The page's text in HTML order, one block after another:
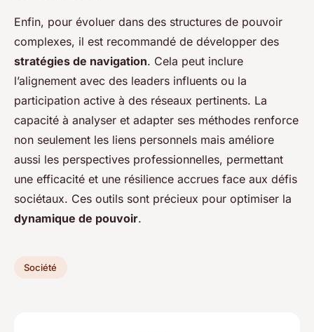
Enfin, pour évoluer dans des structures de pouvoir
complexes, il est recommandé de développer des
stratégies de navigation. Cela peut inclure
l’alignement avec des leaders influents ou la
participation active à des réseaux pertinents. La
capacité à analyser et adapter ses méthodes renforce
non seulement les liens personnels mais améliore
aussi les perspectives professionnelles, permettant
une efficacité et une résilience accrues face aux défis
sociétaux. Ces outils sont précieux pour optimiser la
dynamique de pouvoir.
Société